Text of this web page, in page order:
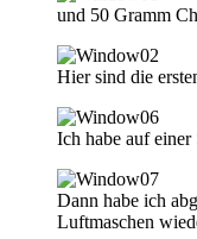
und 50 Gramm
Hier sind die
Ich habe auf
Dann habe ich
Luftmaschen